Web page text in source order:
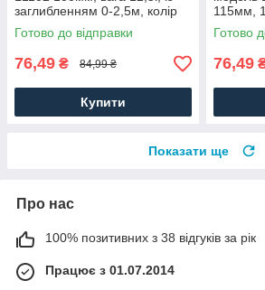
заглибленням 0-2,5м, колір
05
Готово до відправки
76,49 ₴ 84,99 ₴
Купити
115мм,
0-1,0м,
Готово
76,49
Показати ще
Про нас
100% позитивних з 38 відгуків за рік
Працює з 01.07.2014